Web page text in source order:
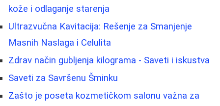
kože i odlaganje starenja
Ultrazvučna Kavitacija: Rešenje za Smanjenje
Masnih Naslaga i Celulita
Zdrav način gubljenja kilograma - Saveti i iskustva
Saveti za Savršenu Šminku
Zašto je poseta kozmetičkom salonu važna za